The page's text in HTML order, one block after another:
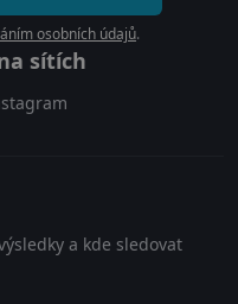
osobních údajů.
sítích
a kde sledovat